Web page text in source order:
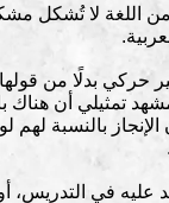
اللغة لا تُشكل
بدلًا من
تمثيلي أن هناك
ويكون الإنجاز بالنسبة
في التدريس،